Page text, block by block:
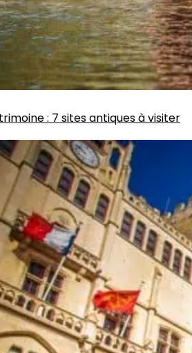
: 7 sites antiques à visiter